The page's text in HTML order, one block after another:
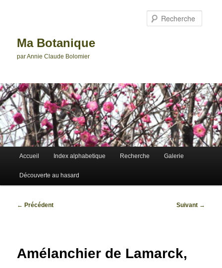
Ma Botanique
par Annie Claude Bolomier
Accueil Index alphabetique Recherche Galerie
Découverte au hasard
Navigation
← Précédent Suivant →
Amélanchier de Lamarck,